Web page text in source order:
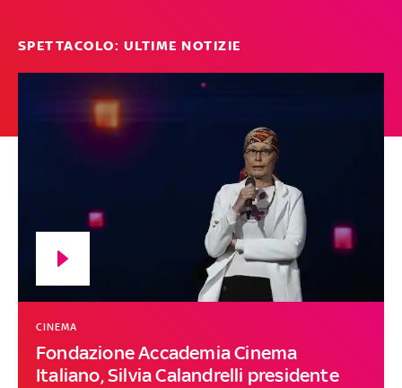
SPETTACOLO: ULTIME NOTIZIE
Fondazione Accademia Cinema
Italiano, Silvia Calandrelli presidente
CINEMA